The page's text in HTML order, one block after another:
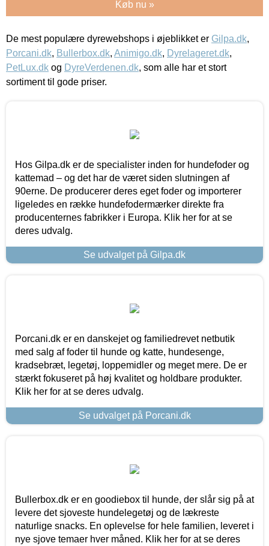
Køb nu »
De mest populære dyrewebshops i øjeblikket er Gilpa.dk,
Porcani.dk, Bullerbox.dk, Animigo.dk, Dyrelageret.dk,
PetLux.dk og DyreVerdenen.dk, som alle har et stort
sortiment til gode priser.
Hos Gilpa.dk er de specialister inden for hundefoder og
kattemad – og det har de været siden slutningen af
90erne. De producerer deres eget foder og importerer
ligeledes en række hundefodermærker direkte fra
producenternes fabrikker i Europa. Klik her for at se
deres udvalg.
Se udvalget på Gilpa.dk
Porcani.dk er en danskejet og familiedrevet netbutik
med salg af foder til hunde og katte, hundesenge,
kradsebræt, legetøj, loppemidler og meget mere. De er
stærkt fokuseret på høj kvalitet og holdbare produkter.
Klik her for at se deres udvalg.
Se udvalget på Porcani.dk
Bullerbox.dk er en goodiebox til hunde, der slår sig på at
levere det sjoveste hundelegetøj og de lækreste
naturlige snacks. En oplevelse for hele familien, leveret i
nye sjove temaer hver måned. Klik her for at se deres